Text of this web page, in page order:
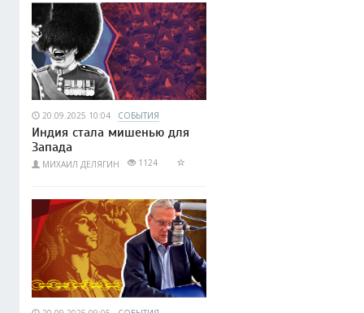
20.09.2025 10:04 СОБЫТИЯ
Индия стала мишенью для
Запада
МИХАИЛ ДЕЛЯГИН 1124